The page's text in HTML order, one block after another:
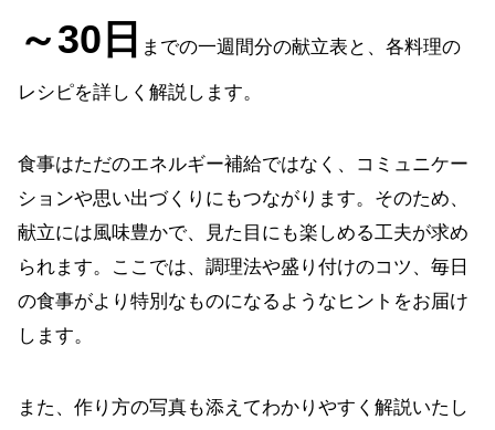
～30日
までの一週間分の献立表と、各料理の
レシピを詳しく解説します。
食事はただのエネルギー補給ではなく、コミュニケー
ションや思い出づくりにもつながります。そのため、
献立には風味豊かで、見た目にも楽しめる工夫が求め
られます。ここでは、調理法や盛り付けのコツ、毎日
の食事がより特別なものになるようなヒントをお届け
します。
また、作り方の写真も添えてわかりやすく解説いたし